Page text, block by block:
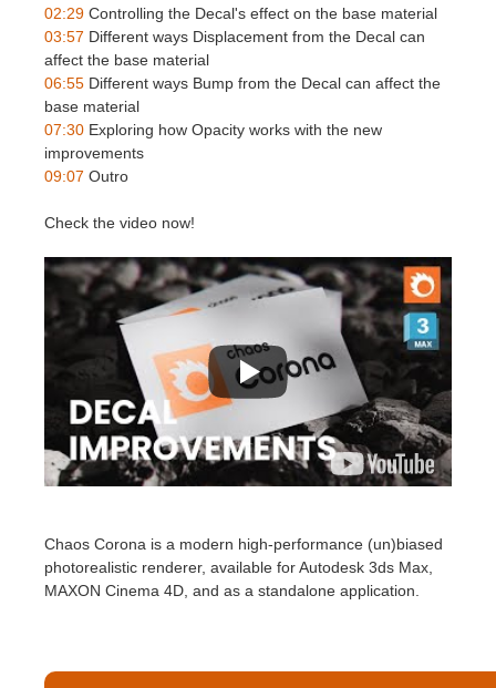
SketchUp
Rhino
02:29 Controlling the Decal's effect on the base material
03:57 Different ways Displacement from the Decal can
affect the base material
06:55 Different ways Bump from the Decal can affect the
base material
07:30 Exploring how Opacity works with the new
improvements
09:07 Outro
Check the video now!
Chaos Corona is a modern high-performance (un)biased
photorealistic renderer, available for Autodesk 3ds Max,
MAXON Cinema 4D, and as a standalone application.